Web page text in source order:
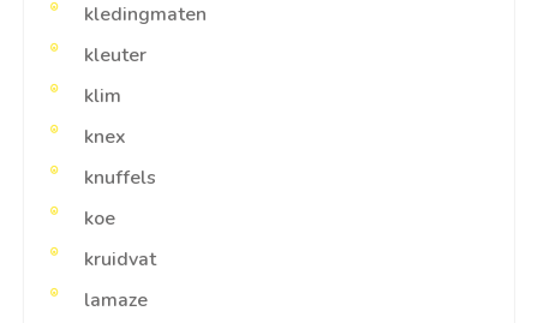
kledingmaten
kleuter
klim
knex
knuffels
koe
kruidvat
lamaze